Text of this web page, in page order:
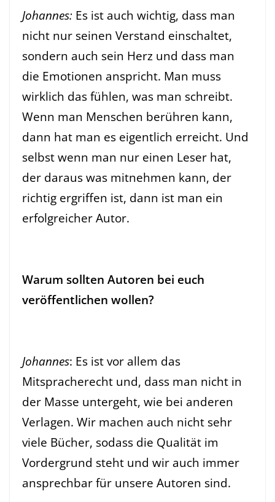
Johannes: Es ist auch wichtig, dass man
nicht nur seinen Verstand einschaltet,
sondern auch sein Herz und dass man
die Emotionen anspricht. Man muss
wirklich das fühlen, was man schreibt.
Wenn man Menschen berühren kann,
dann hat man es eigentlich erreicht. Und
selbst wenn man nur einen Leser hat,
der daraus was mitnehmen kann, der
richtig ergriffen ist, dann ist man ein
erfolgreicher Autor.
Warum sollten Autoren bei euch
veröffentlichen wollen?
Johannes: Es ist vor allem das
Mitspracherecht und, dass man nicht in
der Masse untergeht, wie bei anderen
Verlagen. Wir machen auch nicht sehr
viele Bücher, sodass die Qualität im
Vordergrund steht und wir auch immer
ansprechbar für unsere Autoren sind.